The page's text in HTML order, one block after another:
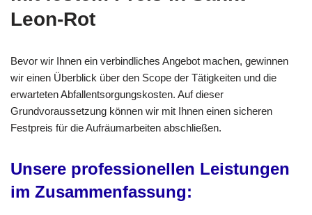
Leon-Rot
Bevor wir Ihnen ein verbindliches Angebot machen, gewinnen
wir einen Überblick über den Scope der Tätigkeiten und die
erwarteten Abfallentsorgungskosten. Auf dieser
Grundvoraussetzung können wir mit Ihnen einen sicheren
Festpreis für die Aufräumarbeiten abschließen.
Unsere professionellen Leistungen
im Zusammenfassung: